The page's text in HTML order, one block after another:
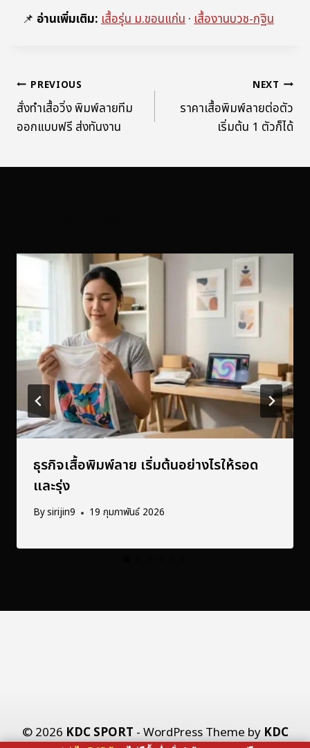
📌 อ่านเพิ่มเติม:เสื้อรุ่น ม.ขอนแก่น·เสื้องานบวช-กฐิน
PREVIOUS
สั่งทำเสื้อวิ่ง พิมพ์ลายทีม
ออกแบบฟรี ส่งทันงาน
NEXT
ราคาเสื้อพิมพ์ลายต่อตัว
เริ่มต้น 1 ตัวก็ได้
ธุรกิจเสื้อพิมพ์ลาย เริ่มต้นอย่างไรให้รอด
และรุ่ง
Bysirijin9 19 กุมภาพันธ์ 2026
© 2026 KDC SPORT - WordPress Theme by KDC